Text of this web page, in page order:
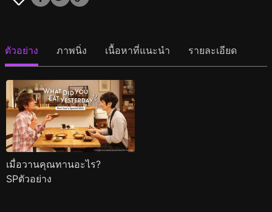
ตัวอย่าง ภาพนิ่ง เนื้อหาที่แนะนำ รายละเอียด
เมื่อวานคุณทานอะไร?
SPตัวอย่าง